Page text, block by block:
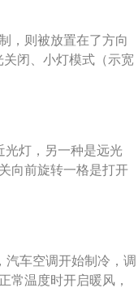
灯的区别其实很明
往前。2、车主一定
应立即将远光灯换成
近；三是当路上已经
街道上的时候。
，则被放置在了方向
闭、小灯模式（示宽
汽车前照灯、汽车LE
可忽略。2.观致5具有
具室外的光线自动开
开车。3.转向灯的被
左是往下拨一下灯光
光灯，另一种是远光
向前旋转一格是打开
开关都不太相同但是
窄桥弯道时也要开启
远光灯，在向前旋转
车空调开始制冷，调
常温度时开启暖风，